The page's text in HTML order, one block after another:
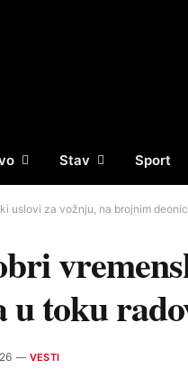
Stav Sport
uslovi za vožnju, na brojnim
u toku
VESTI